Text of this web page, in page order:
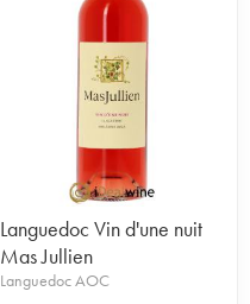
Languedoc Vin d'une nuit
Mas Jullien
Languedoc AOC